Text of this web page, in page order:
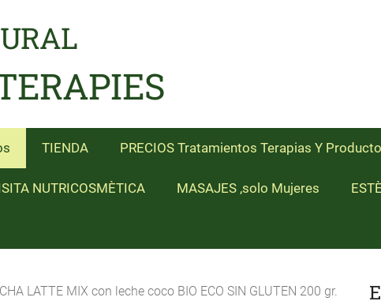
TIENDA PRECIOS Tratamientos Terapias Y
NUTRICOSMÈTICA MASAJES ,solo Mujeres
LATTE MIX con leche coco BIO ECO SIN GLUTEN 200 gr.